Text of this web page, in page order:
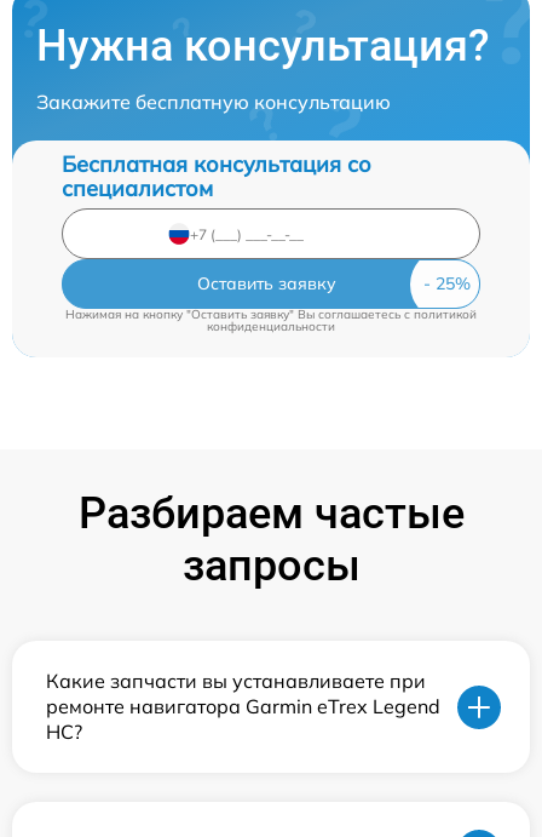
Нужна консультация?
Закажите бесплатную консультацию
Бесплатная консультация со
специалистом
Оставить заявку
Нажимая на кнопку "Оставить заявку" Вы соглашаетесь c политикой
конфиденциальности
Разбираем частые
запросы
Какие запчасти вы устанавливаете при
ремонте навигатора Garmin eTrex Legend
HC?